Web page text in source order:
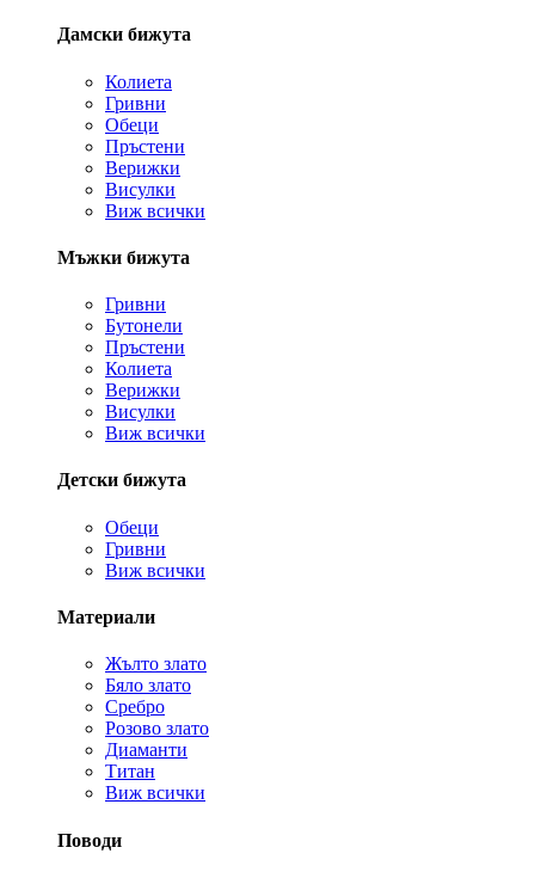
Дамски бижута
Колиета
Гривни
Обеци
Пръстени
Верижки
Висулки
Виж всички
Мъжки бижута
Гривни
Бутонели
Пръстени
Колиета
Верижки
Висулки
Виж всички
Детски бижута
Обеци
Гривни
Виж всички
Материали
Жълто злато
Бяло злато
Сребро
Розово злато
Диаманти
Титан
Виж всички
Поводи